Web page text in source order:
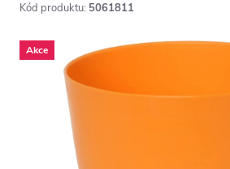
Kód produktu: 5061811
Akce